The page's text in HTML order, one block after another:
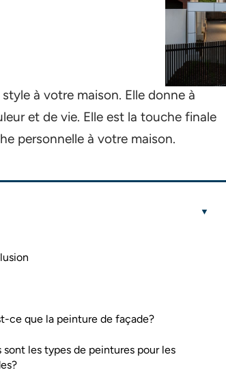
à votre maison. Elle donne à
et de vie. Elle est la touche finale
personnelle à votre maison.
ce que la peinture de façade?
sont les types de peintures pour les